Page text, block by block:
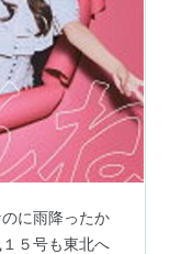
に雨降ったか
５号も東北へ